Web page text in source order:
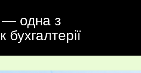
— одна з